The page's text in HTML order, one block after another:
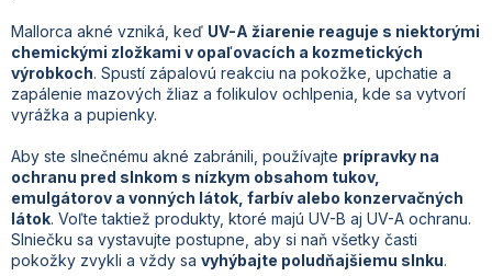
Mallorca akné vzniká, keď UV-A žiarenie reaguje s niektorými
chemickými zložkami v opaľovacích a kozmetických
výrobkoch. Spustí zápalovú reakciu na pokožke, upchatie a
zapálenie mazových žliaz a folikulov ochlpenia, kde sa vytvorí
vyrážka a pupienky.
Aby ste slnečnému akné zabránili, používajte prípravky na
ochranu pred slnkom s nízkym obsahom tukov,
emulgátorov a vonných látok, farbív alebo konzervačných
látok. Voľte taktiež produkty, ktoré majú UV-B aj UV-A ochranu.
Slniečku sa vystavujte postupne, aby si naň všetky časti
pokožky zvykli a vždy sa vyhýbajte poludňajšiemu slnku.